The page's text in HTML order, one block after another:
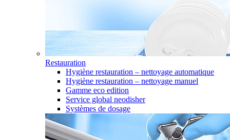
Restauration
Hygiène restauration – nettoyage automatique
Hygiène restauration – nettoyage manuel
Gamme eco edition
Service global neodisher
Systèmes de dosage